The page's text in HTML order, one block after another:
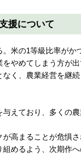
援について
米の1等級比率がか
やめてしまう方が
く、農業経営を継
えており、多くの
高まることが危惧
めるよう、次期作